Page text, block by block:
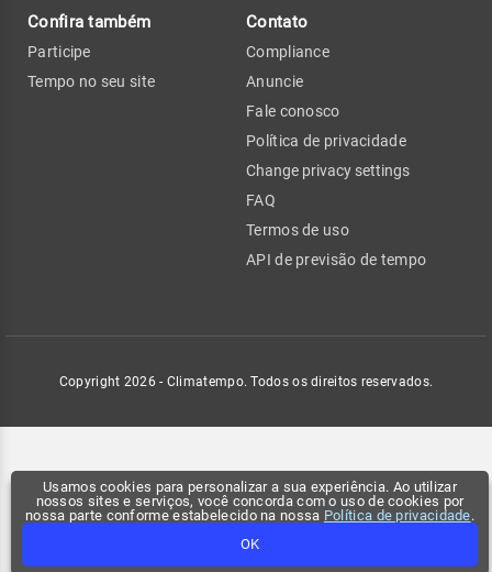
Usamos cookies para personalizar a sua experiência. Ao utilizar
nossos sites e serviços, você concorda com o uso de cookies por
nossa parte conforme estabelecido na nossa Política de privacidade.
OK
Confira também
Participe
Tempo no seu site
Contato
Compliance
Anuncie
Fale conosco
Política de privacidade
Change privacy settings
FAQ
Termos de uso
API de previsão de tempo
Copyright 2026 - Climatempo. Todos os direitos reservados.